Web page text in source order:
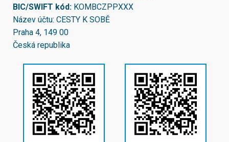
BIC/SWIFT kód: KOMBCZPPXXX
Název účtu: CESTY K SOBĚ
Praha 4, 149 00
Česká republika